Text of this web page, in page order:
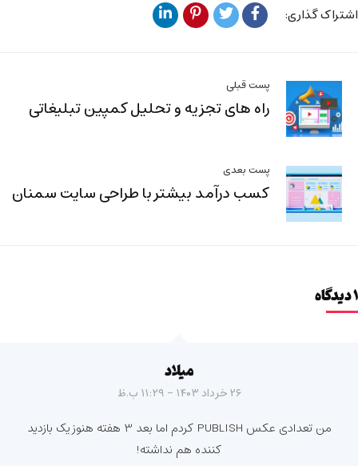
اشتراک گذاری:
پست قبلی
راه های تجزیه و تحلیل کمپین تبلیغاتی
پست بعدی
کسب درآمد بیشتر با طراحی سایت سمنان
۱ دیدگاه
میلاد
۲۶ خرداد ۱۴۰۳ - ۱۱:۲۹ ب.ظ
من تعدادی عکس PUBLISH کردم اما بعد 3 هفته هنوز یک بازدید
کننده هم نداشته!